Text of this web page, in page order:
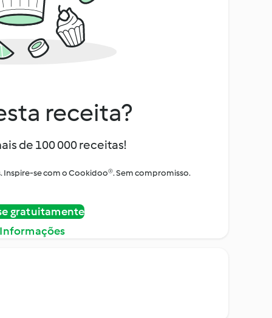
receita?
de 100 000 receitas!
Inspire-se com o Cookidoo®. Sem compromisso.
gratuitamente